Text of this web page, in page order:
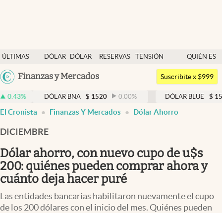
ÚLTIMAS
NOTICIAS
DÓLAR
DÓLAR
RESERVAS
TENSIÓN
GEOPOLÍTICA
QUIÉN ES
QUIÉN
Argentina
Uruguay
Finanzas y Mercados
Dólar
Members
Economía y Política
Finanzas y Mercados
Mercados Online
Negocios
Columnistas
Apertura
Suscribite x $999
DÓLAR BNA $ 1520 0.00% DÓLAR BLUE $ 1525 -0.33
El Cronista Finanzas Y Mercados Dólar Ahorro
DICIEMBRE
Dólar ahorro, con nuevo cupo de u$s
200: quiénes pueden comprar ahora y
cuánto deja hacer puré
Las entidades bancarias habilitaron nuevamente el cupo
de los 200 dólares con el inicio del mes. Quiénes pueden